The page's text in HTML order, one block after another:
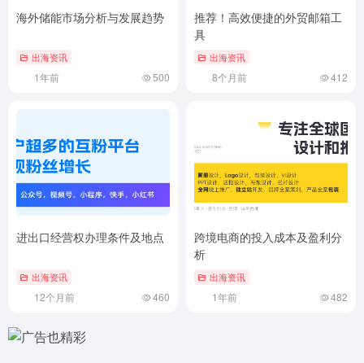
海外储能市场分析与发展趋势
出海资讯
1年前 500
推荐！高效便捷的外贸邮箱工
具
出海资讯
8个月前 412
进出口经营权办理条件及地点
出海资讯
12个月前 460
跨境电商的投入成本及盈利分
析
出海资讯
1年前 482